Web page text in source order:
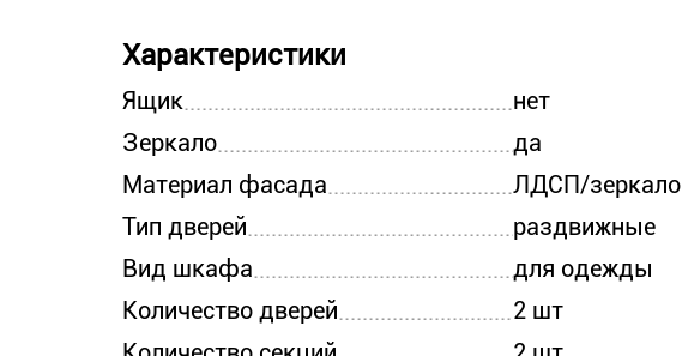
Характеристики
Ящик
нет
Зеркало
да
Материал фасада
ЛДСП/зеркало
Тип дверей
раздвижные
Вид шкафа
для одежды
Количество дверей
2 шт